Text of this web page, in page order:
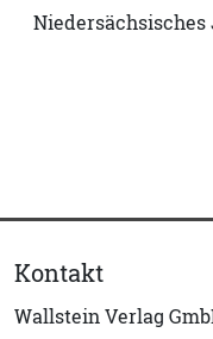
Kontakt
Wallstein Verlag